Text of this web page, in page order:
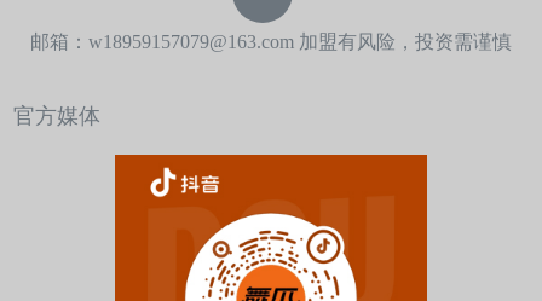
邮箱：w18959157079@163.com 加盟有风险，投资需谨慎
官方媒体